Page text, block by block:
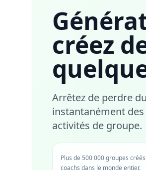
créez
Arrêtez de perdre
instantanément
activités de groupe.
Plus de 500 000 groupes
coachs dans le monde entier.